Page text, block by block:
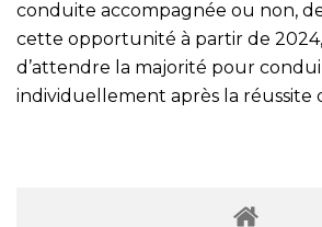
conduite accompagnée ou non,
cette opportunité à partir de 2024,
d’attendre la majorité pour
individuellement après la réussite